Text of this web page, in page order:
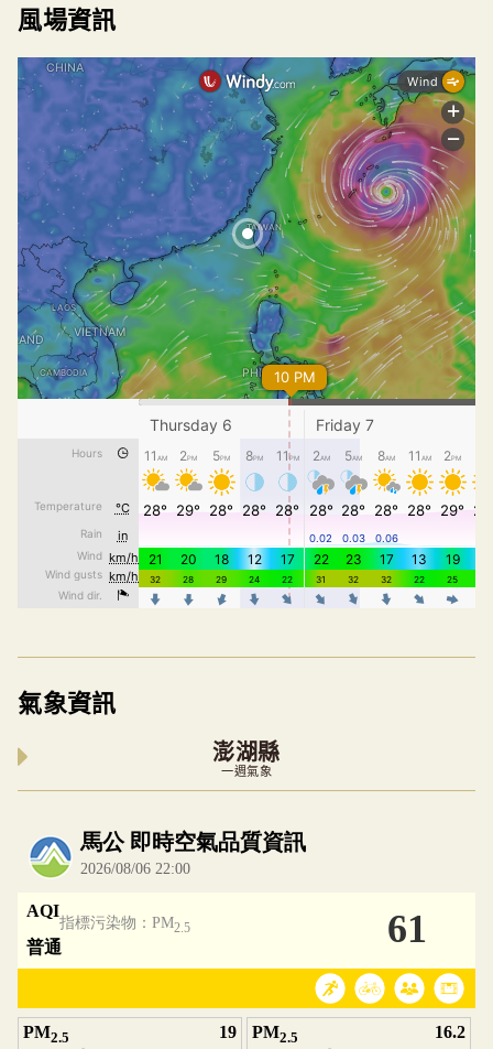
風場資訊
氣象資訊
澎湖縣
一週氣象
內嵌空氣品質小工具為視覺預覽，完整即時空